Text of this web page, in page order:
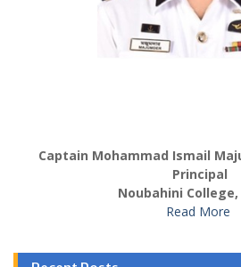
Captain Mohammad Ismail
Principal
Noubahini
Read More